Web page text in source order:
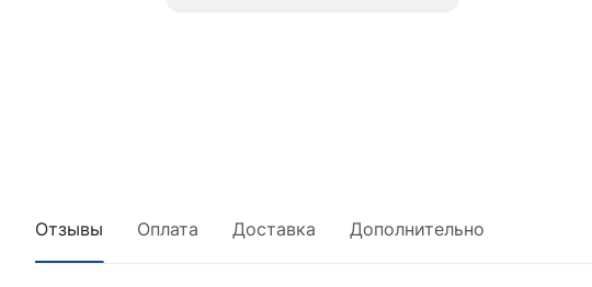
Отзывы Оплата Доставка Дополнительно